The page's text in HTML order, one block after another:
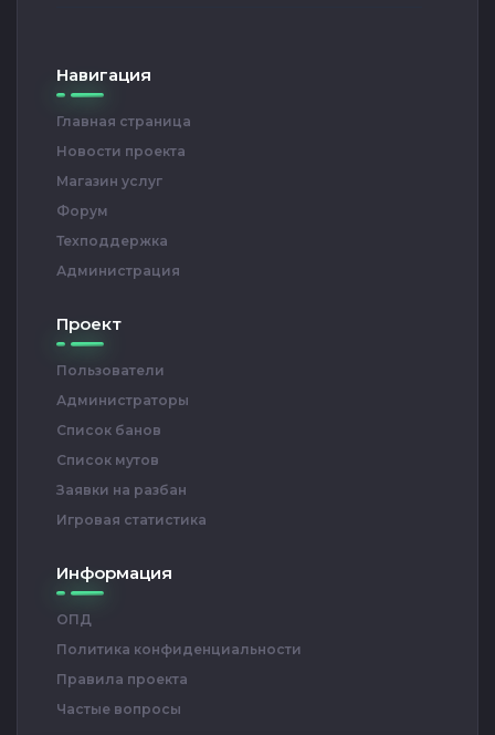
Навигация
Главная страница
Новости проекта
Магазин услуг
Форум
Техподдержка
Администрация
Проект
Пользователи
Администраторы
Список банов
Список мутов
Заявки на разбан
Игровая статистика
Информация
ОПД
Политика конфиденциальности
Правила проекта
Частые вопросы